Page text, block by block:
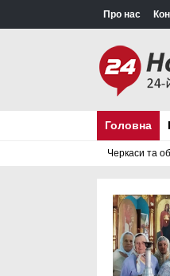
Про нас
Головна
Черкаси та